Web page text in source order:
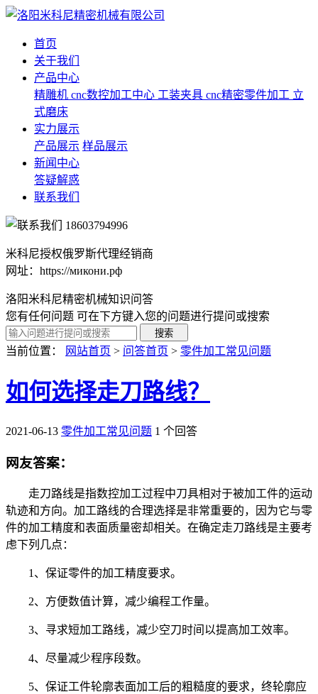
首页
关于我们
产品中心
精雕机 cnc数控加工中心 工装夹具 cnc精密零件加工 立
式磨床
实力展示
产品展示 样品展示
新闻中心
答疑解惑
联系我们
18603794996
米科尼授权俄罗斯代理经销商
网址：https://микони.рф
洛阳米科尼精密机械知识问答
您有任何问题 可在下方键入您的问题进行提问或搜索
当前位置： 网站首页 > 问答首页 > 零件加工常见问题
如何选择走刀路线？
2021-06-13 零件加工常见问题 1 个回答
网友答案：
走刀路线是指数控加工过程中刀具相对于被加工件的运动
轨迹和方向。加工路线的合理选择是非常重要的，因为它与零
件的加工精度和表面质量密却相关。在确定走刀路线是主要考
虑下列几点：
1、保证零件的加工精度要求。
2、方便数值计算，减少编程工作量。
3、寻求短加工路线，减少空刀时间以提高加工效率。
4、尽量减少程序段数。
5、保证工件轮廓表面加工后的粗糙度的要求，终轮廓应